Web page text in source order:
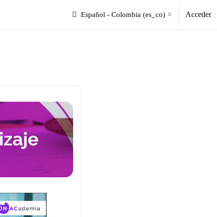
Español - Colombia ‎(es_co)‎ Acceder